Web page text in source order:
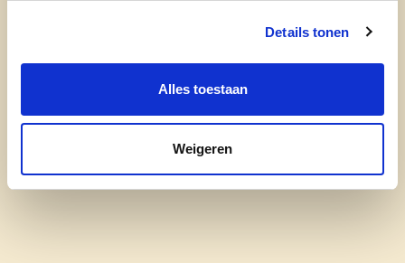
Details tonen
Alles toestaan
Weigeren